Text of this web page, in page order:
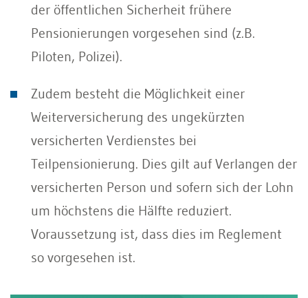
der öffentlichen Sicherheit frühere
Pensionierungen vorgesehen sind (z.B.
Piloten, Polizei).
Zudem besteht die Möglichkeit einer
Weiterversicherung des ungekürzten
versicherten Verdienstes bei
Teilpensionierung. Dies gilt auf Verlangen der
versicherten Person und sofern sich der Lohn
um höchstens die Hälfte reduziert.
Voraussetzung ist, dass dies im Reglement
so vorgesehen ist.